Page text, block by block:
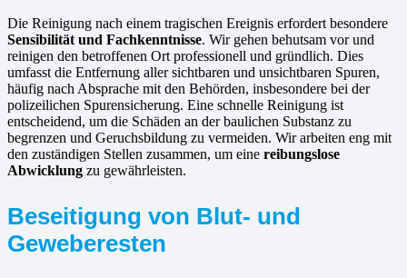
Die Reinigung nach einem tragischen Ereignis erfordert besondere
Sensibilität und Fachkenntnisse. Wir gehen behutsam vor und
reinigen den betroffenen Ort professionell und gründlich. Dies
umfasst die Entfernung aller sichtbaren und unsichtbaren Spuren,
häufig nach Absprache mit den Behörden, insbesondere bei der
polizeilichen Spurensicherung. Eine schnelle Reinigung ist
entscheidend, um die Schäden an der baulichen Substanz zu
begrenzen und Geruchsbildung zu vermeiden. Wir arbeiten eng mit
den zuständigen Stellen zusammen, um eine reibungslose
Abwicklung zu gewährleisten.
Beseitigung von Blut- und
Geweberesten